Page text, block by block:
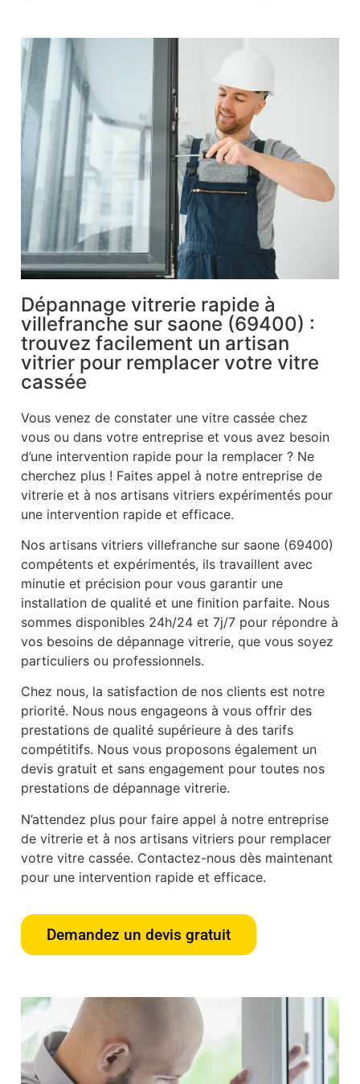
Dépannage vitrerie rapide à
villefranche sur saone (69400) :
trouvez facilement un artisan
vitrier pour remplacer votre vitre
cassée
Vous venez de constater une vitre cassée chez
vous ou dans votre entreprise et vous avez besoin
d’une intervention rapide pour la remplacer ? Ne
cherchez plus ! Faites appel à notre entreprise de
vitrerie et à nos artisans vitriers expérimentés pour
une intervention rapide et efficace.
Nos artisans vitriers villefranche sur saone (69400)
compétents et expérimentés, ils travaillent avec
minutie et précision pour vous garantir une
installation de qualité et une finition parfaite. Nous
sommes disponibles 24h/24 et 7j/7 pour répondre à
vos besoins de dépannage vitrerie, que vous soyez
particuliers ou professionnels.
Chez nous, la satisfaction de nos clients est notre
priorité. Nous nous engageons à vous offrir des
prestations de qualité supérieure à des tarifs
compétitifs. Nous vous proposons également un
devis gratuit et sans engagement pour toutes nos
prestations de dépannage vitrerie.
N’attendez plus pour faire appel à notre entreprise
de vitrerie et à nos artisans vitriers pour remplacer
votre vitre cassée. Contactez-nous dès maintenant
pour une intervention rapide et efficace.
Demandez un devis gratuit